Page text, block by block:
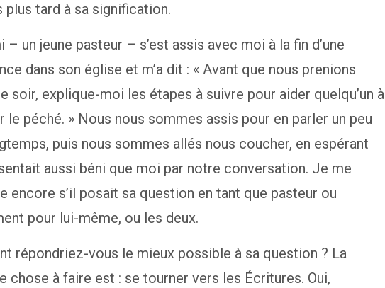
plus tard à sa signification.
– un jeune pasteur – s’est assis avec moi à la fin d’une
dans son église et m’a dit : « Avant que nous prenions
soir, explique-moi les étapes à suivre pour aider quelqu’un à
le péché. » Nous nous sommes assis pour en parler un peu
puis nous sommes allés nous coucher, en espérant
aussi béni que moi par notre conversation. Je me
encore s’il posait sa question en tant que pasteur ou
pour lui-même, ou les deux.
répondriez-vous le mieux possible à sa question ? La
chose à faire est : se tourner vers les Écritures. Oui,